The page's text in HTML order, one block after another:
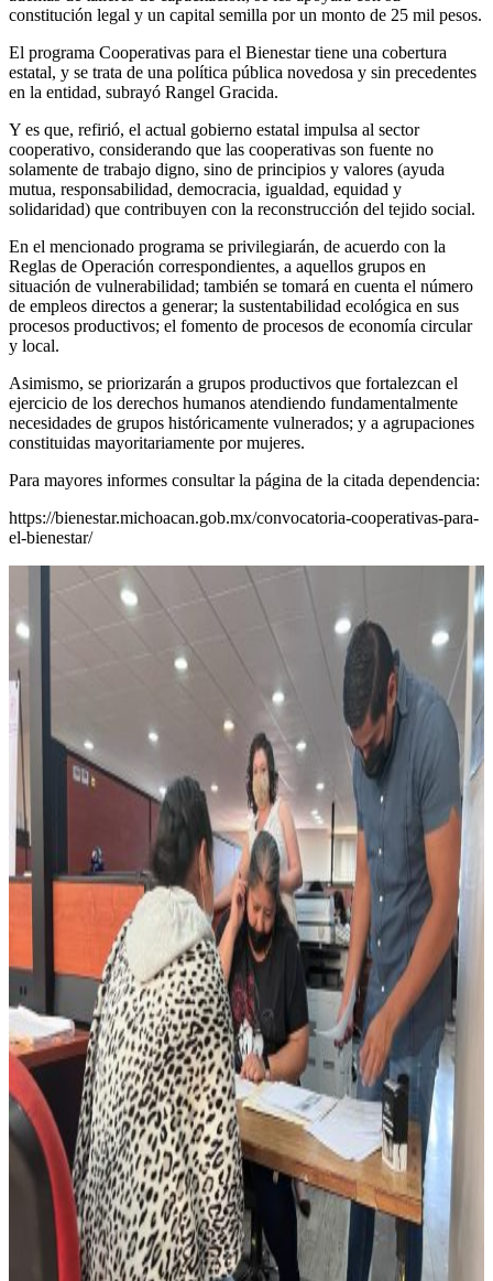
constitución legal y un capital semilla por un monto de 25 mil pesos.
El programa Cooperativas para el Bienestar tiene una cobertura
estatal, y se trata de una política pública novedosa y sin precedentes
en la entidad, subrayó Rangel Gracida.
Y es que, refirió, el actual gobierno estatal impulsa al sector
cooperativo, considerando que las cooperativas son fuente no
solamente de trabajo digno, sino de principios y valores (ayuda
mutua, responsabilidad, democracia, igualdad, equidad y
solidaridad) que contribuyen con la reconstrucción del tejido social.
En el mencionado programa se privilegiarán, de acuerdo con la
Reglas de Operación correspondientes, a aquellos grupos en
situación de vulnerabilidad; también se tomará en cuenta el número
de empleos directos a generar; la sustentabilidad ecológica en sus
procesos productivos; el fomento de procesos de economía circular
y local.
Asimismo, se priorizarán a grupos productivos que fortalezcan el
ejercicio de los derechos humanos atendiendo fundamentalmente
necesidades de grupos históricamente vulnerados; y a agrupaciones
constituidas mayoritariamente por mujeres.
Para mayores informes consultar la página de la citada dependencia:
https://bienestar.michoacan.gob.mx/convocatoria-cooperativas-para-
el-bienestar/